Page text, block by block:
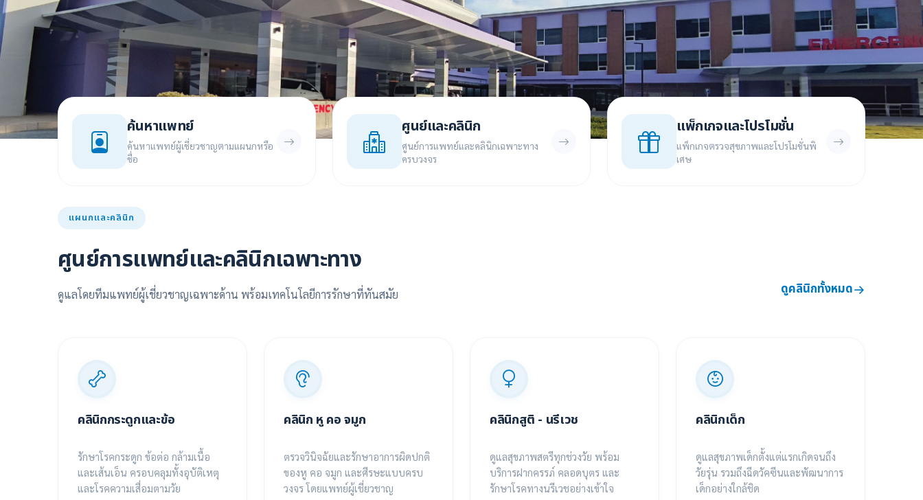
ค้นหาแพทย์
ค้นหาแพทย์ผู้เชี่ยวชาญตามแผนกหรือ
ชื่อ
ศูนย์และคลินิก
ศูนย์การแพทย์และคลินิกเฉพาะทาง
ครบวงจร
แพ็กเกจและโปรโมชั่น
แพ็กเกจตรวจสุขภาพและโปรโมชั่นพิ
เศษ
แผนกและคลินิก
ศูนย์การแพทย์และคลินิกเฉพาะทาง
ดูแลโดยทีมแพทย์ผู้เชี่ยวชาญเฉพาะด้าน พร้อมเทคโนโลยีการรักษาที่ทันสมัย ดูคลินิกทั้งหมด
คลินิกกระดูกและข้อ
รักษาโรคกระดูก ข้อต่อ กล้ามเนื้อ
และเส้นเอ็น ครอบคลุมทั้งอุบัติเหตุ
และโรคความเสื่อมตามวัย
คลินิก หู คอ จมูก
ตรวจวินิจฉัยและรักษาอาการผิดปกติ
ของหู คอ จมูก และศีรษะแบบครบ
วงจร โดยแพทย์ผู้เชี่ยวชาญ
คลินิกสูติ - นรีเวช
ดูแลสุขภาพสตรีทุกช่วงวัย พร้อม
บริการฝากครรภ์ คลอดบุตร และ
รักษาโรคทางนรีเวชอย่างเข้าใจ
คลินิกเด็ก
ดูแลสุขภาพเด็กตั้งแต่แรกเกิดจนถึง
วัยรุ่น รวมถึงฉีดวัคซีนและพัฒนาการ
เด็กอย่างใกล้ชิด